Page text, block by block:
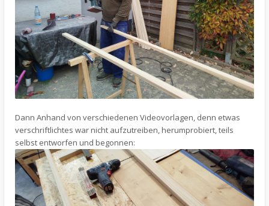
Dann Anhand von verschiedenen Videovorlagen, denn etwas
verschriftlichtes war nicht aufzutreiben, herumprobiert, teils
selbst entworfen und begonnen: